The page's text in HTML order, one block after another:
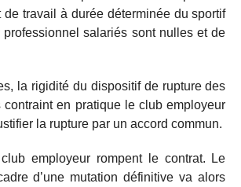
de travail à durée déterminée du sportif
professionnel salariés sont nulles et de
la rigidité du dispositif de rupture des
en pratique le club employeur
la rupture par un accord commun.
employeur rompent le contrat. Le
d’une mutation définitive va alors